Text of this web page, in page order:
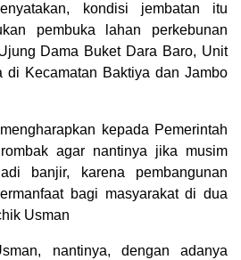
kondisi jembatan itu
pembuka lahan perkebunan
Dama Buket Dara Baro, Unit
di Kecamatan Baktiya dan Jambo
kepada Pemerintah
agar nantinya jika musim
banjir, karena pembangunan
bagi masyarakat di dua
Usman
nantinya, dengan adanya